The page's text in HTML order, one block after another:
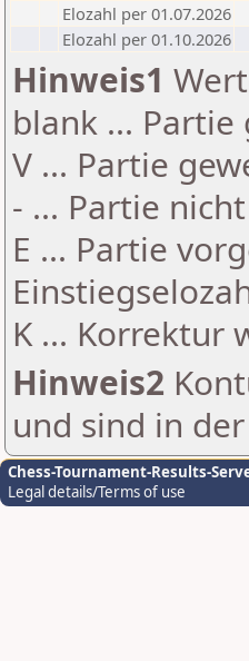
Elozahl per 01.07.2026
Elozahl per 01.10.2026
Hinweis1
blank ...
V ... Partie
- ... Partie
E ... Partie
K ... Korrektur
Hinweis2
und sind in
Chess-Tournament-Results-
Legal details/Terms of use